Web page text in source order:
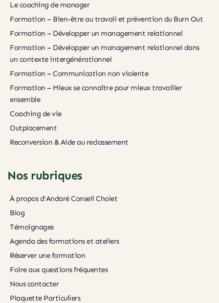
Le coaching de manager
Formation – Bien-être au travail et prévention du Burn Out
Formation – Développer un management relationnel
Formation – Développer un management relationnel dans
un contexte intergénérationnel
Formation – Communication non violente
Formation – Mieux se connaître pour mieux travailler
ensemble
Coaching de vie
Outplacement
Reconversion & Aide au reclassement
Nos rubriques
À propos d'Andaré Conseil Cholet
Blog
Témoignages
Agenda des formations et ateliers
Réserver une formation
Foire aux questions fréquentes
Nous contacter
Plaquette Particuliers